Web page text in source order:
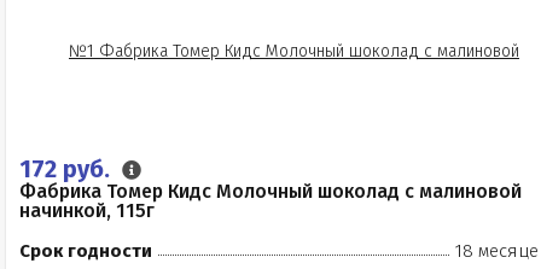
172 руб.
Фабрика Томер Кидс Молочный шоколад с малиновой
начинкой, 115г
Срок годности
18